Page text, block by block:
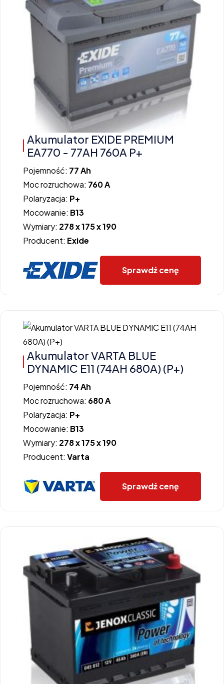
Akumulator EXIDE PREMIUM
EA770 - 77AH 760A P+
Pojemność: 77 Ah
Moc rozruchowa: 760 A
Polaryzacja: P+
Mocowanie: B13
Wymiary: 278 x 175 x 190
Producent: Exide
Sprawdź cenę
Akumulator VARTA BLUE
DYNAMIC E11 (74AH 680A) (P+)
Pojemność: 74 Ah
Moc rozruchowa: 680 A
Polaryzacja: P+
Mocowanie: B13
Wymiary: 278 x 175 x 190
Producent: Varta
Sprawdź cenę